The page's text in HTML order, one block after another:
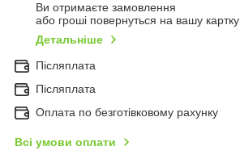
Ви отримаєте замовлення
або гроші повернуться на вашу картку
Детальніше
Післяплата
Післяплата
Оплата по безготівковому рахунку
Всі умови оплати